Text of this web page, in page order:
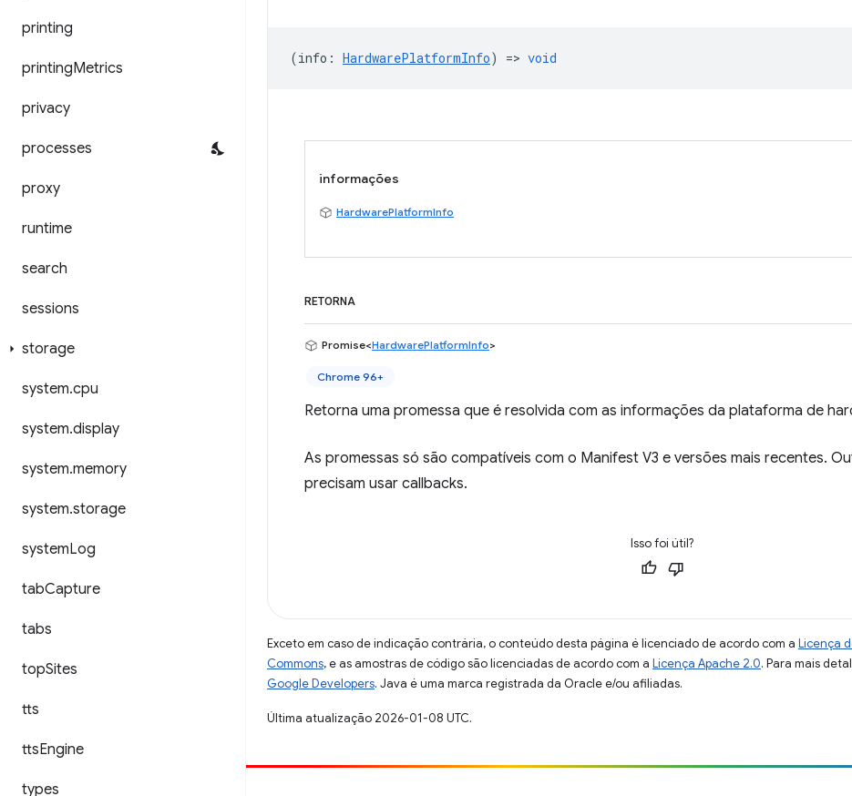
printing
printingMetrics
privacy
processes
proxy
runtime
search
sessions
storage
system.cpu
system.display
system.memory
system.storage
systemLog
tabCapture
tabs
topSites
tts
ttsEngine
types
(info : HardwarePlatformInfo) => void
informações
HardwarePlatformInfo
RETORNA
Promise<HardwarePlatformInfo>
Chrome 96+
Retorna uma promessa que é resolvida com as informações da plataforma de
As promessas só são compatíveis com o Manifest V3 e versões mais recentes.
precisam usar callbacks.
Isso foi útil?
Exceto em caso de indicação contrária, o conteúdo desta página é licenciado de acordo com a Licença
Commons, e as amostras de código são licenciadas de acordo com a Licença Apache 2.0. Para mais
Google Developers. Java é uma marca registrada da Oracle e/ou afiliadas.
Última atualização 2026-01-08 UTC.